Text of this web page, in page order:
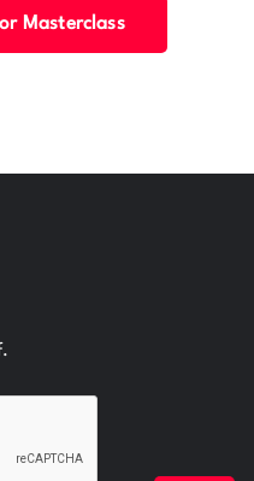
Masterclass